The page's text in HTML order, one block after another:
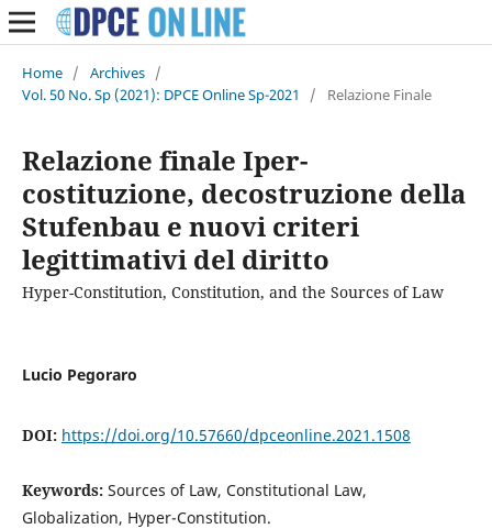
Home / Archives /
Vol. 50 No. Sp (2021): DPCE Online Sp-2021
/ Relazione Finale
Relazione finale Iper-
costituzione, decostruzione della
Stufenbau e nuovi criteri
legittimativi del diritto
Hyper-Constitution, Constitution, and the Sources of Law
Lucio Pegoraro
DOI: https://doi.org/10.57660/dpceonline.2021.1508
Keywords: Sources of Law, Constitutional Law,
Globalization, Hyper-Constitution.